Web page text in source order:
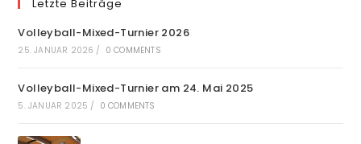
Letzte Beiträge
Volleyball-Mixed-Turnier 2026
25. JANUAR 2026 / 0 COMMENTS
Volleyball-Mixed-Turnier am 24. Mai 2025
5. JANUAR 2025 / 0 COMMENTS